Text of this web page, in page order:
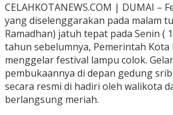
CELAHKOTANEWS.COM | DUMAI –
yang diselenggarakan pada malam
Ramadhan) jatuh tepat pada Senin (
tahun sebelumnya, Pemerintah Kota
menggelar festival lampu colok.
pembukaannya di depan gedung
secara resmi di hadiri oleh walikota
berlangsung meriah.